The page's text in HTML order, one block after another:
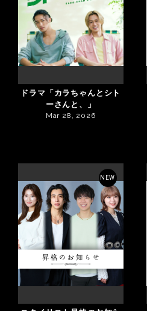
ドラマ「カラちゃんとシト
ーさんと、」
Mar 28, 2026
NEW